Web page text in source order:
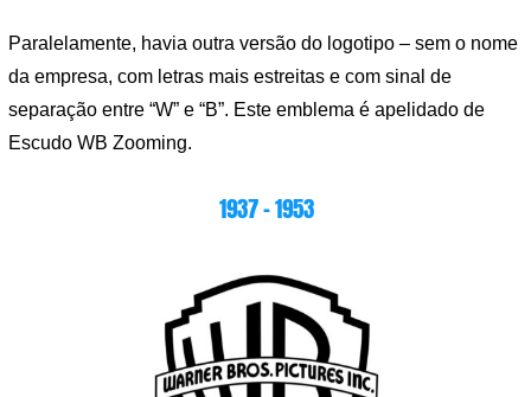
Paralelamente, havia outra versão do logotipo – sem o nome
da empresa, com letras mais estreitas e com sinal de
separação entre “W” e “B”. Este emblema é apelidado de
Escudo WB Zooming.
1937 – 1953